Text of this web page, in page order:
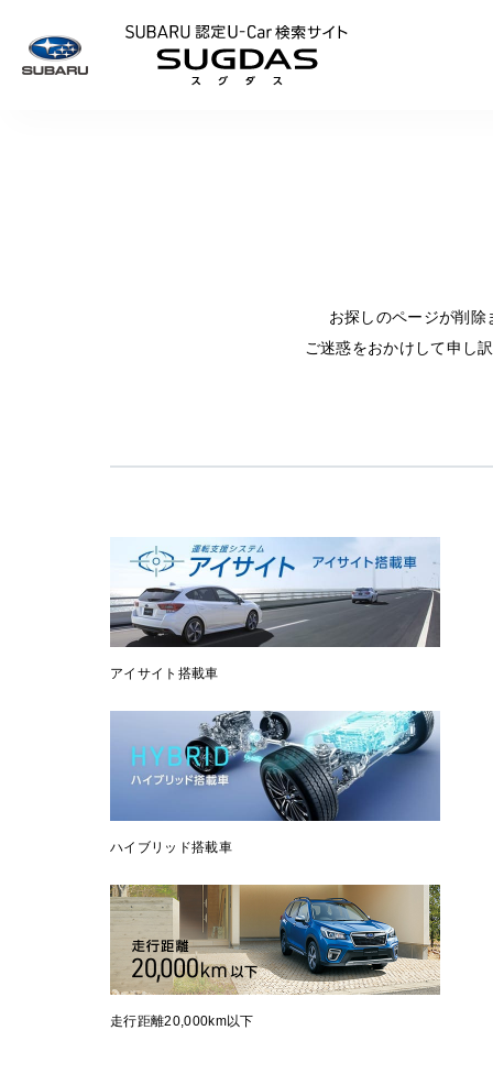
お探しのページが削
ご迷惑をおかけして申し
アイサイト搭載車
ハイブリッド搭載車
走行距離20,000km以下